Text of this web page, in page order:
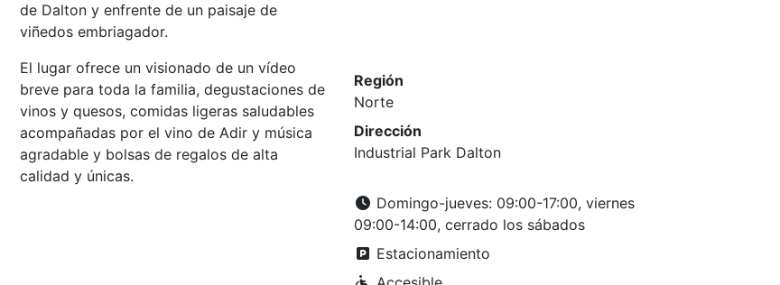
de Dalton y enfrente de un paisaje de
viñedos embriagador.
El lugar ofrece un visionado de un vídeo
breve para toda la familia, degustaciones de
vinos y quesos, comidas ligeras saludables
acompañadas por el vino de Adir y música
agradable y bolsas de regalos de alta
calidad y únicas.
Región
Norte
Dirección
Industrial Park Dalton
Domingo-jueves: 09:00-17:00, viernes
09:00-14:00, cerrado los sábados
Estacionamiento